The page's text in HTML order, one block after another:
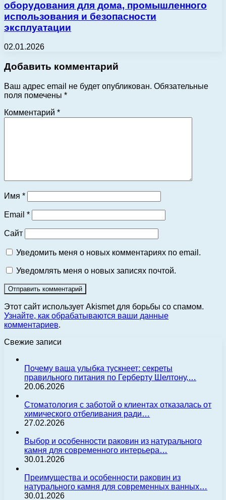
оборудования для дома, промышленного
использования и безопасности
эксплуатации
02.01.2026
Добавить комментарий
Ваш адрес email не будет опубликован. Обязательные
поля помечены *
Комментарий *
Имя *
Email *
Сайт
Уведомить меня о новых комментариях по email.
Уведомлять меня о новых записях почтой.
Этот сайт использует Akismet для борьбы со спамом.
Узнайте, как обрабатываются ваши данные
комментариев.
Свежие записи
Почему ваша улыбка тускнеет: секреты
правильного питания по Герберту Шелтону,…
20.06.2026
Стоматология с заботой о клиентах отказалась от
химического отбеливания ради…
27.02.2026
Выбор и особенности раковин из натурального
камня для современного интерьера…
30.01.2026
Преимущества и особенности раковин из
натурального камня для современных ванных…
30.01.2026